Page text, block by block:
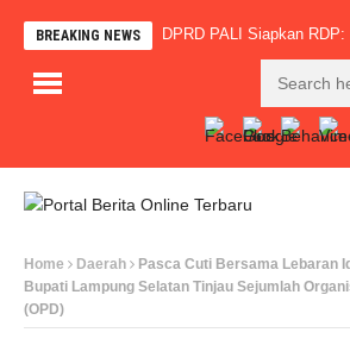
BREAKING NEWS
Jadi Sorotan, DPRD PALI Siapkan RDP:
Home Daerah
Pasca Cuti Bersama Lebaran
Bupati Lampung Selatan Tinjau Sejumlah
(OPD)